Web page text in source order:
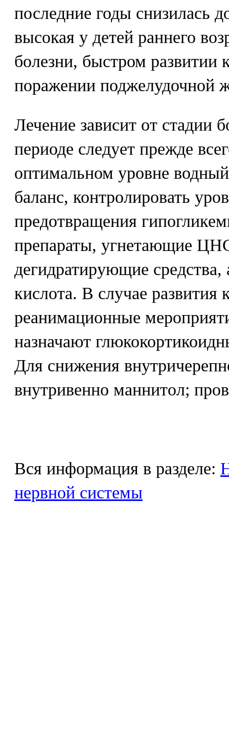
последние годы снизилась
высокая у детей раннего
болезни, быстром развитии
поражении поджелудочной
Лечение зависит от стадии
периоде следует прежде
оптимальном уровне
баланс, контролировать
предотвращения
препараты, угнетающие
дегидратирующие средства,
кислота. В случае развития
реанимационные
назначают
Для снижения
внутривенно маннитол;
Вся информация в разделе:
нервной системы